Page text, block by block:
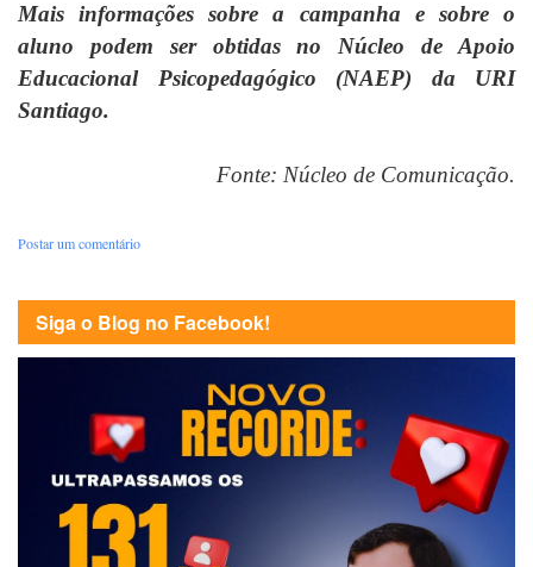
Mais informações sobre a campanha e sobre o
aluno podem ser obtidas no Núcleo de Apoio
Educacional Psicopedagógico (NAEP) da URI
Santiago.
Fonte: Núcleo de Comunicação.
Postar um comentário
Siga o Blog no Facebook!